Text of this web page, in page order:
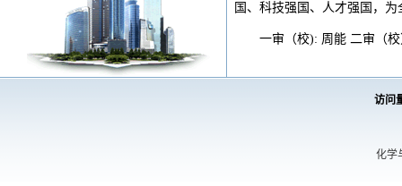
国、科技强国、人才强国，
一审（校): 周能 二审（
访问
化学